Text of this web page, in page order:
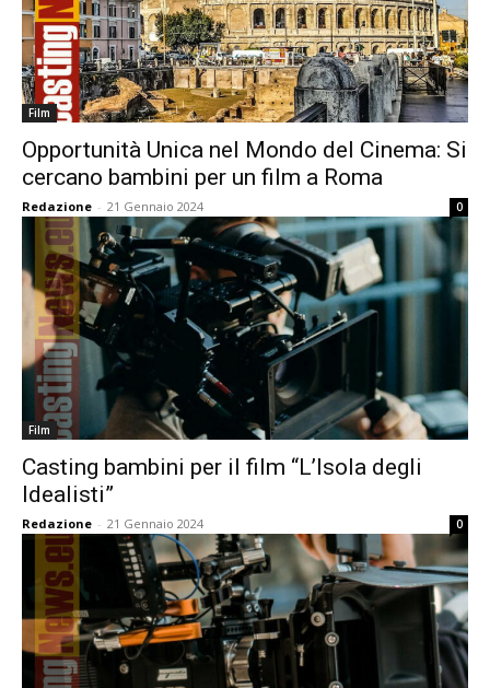
Film
Opportunità Unica nel Mondo del Cinema: Si
cercano bambini per un film a Roma
Redazione - 21 Gennaio 2024 0
Film
Casting bambini per il film “L’Isola degli
Idealisti”
Redazione - 21 Gennaio 2024 0